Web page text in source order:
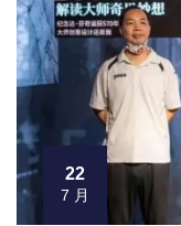
22
7 月